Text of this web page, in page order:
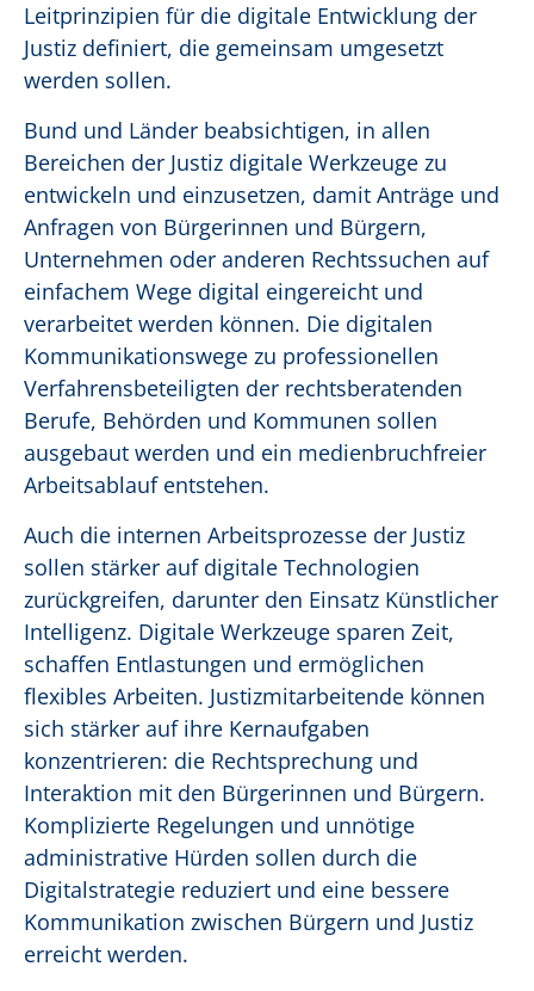
Leitprinzipien für die digitale Entwicklung der
Justiz definiert, die gemeinsam umgesetzt
werden sollen.
Bund und Länder beabsichtigen, in allen
Bereichen der Justiz digitale Werkzeuge zu
entwickeln und einzusetzen, damit Anträge und
Anfragen von Bürgerinnen und Bürgern,
Unternehmen oder anderen Rechtssuchen auf
einfachem Wege digital eingereicht und
verarbeitet werden können. Die digitalen
Kommunikationswege zu professionellen
Verfahrensbeteiligten der rechtsberatenden
Berufe, Behörden und Kommunen sollen
ausgebaut werden und ein medienbruchfreier
Arbeitsablauf entstehen.
Auch die internen Arbeitsprozesse der Justiz
sollen stärker auf digitale Technologien
zurückgreifen, darunter den Einsatz Künstlicher
Intelligenz. Digitale Werkzeuge sparen Zeit,
schaffen Entlastungen und ermöglichen
flexibles Arbeiten. Justizmitarbeitende können
sich stärker auf ihre Kernaufgaben
konzentrieren: die Rechtsprechung und
Interaktion mit den Bürgerinnen und Bürgern.
Komplizierte Regelungen und unnötige
administrative Hürden sollen durch die
Digitalstrategie reduziert und eine bessere
Kommunikation zwischen Bürgern und Justiz
erreicht werden.